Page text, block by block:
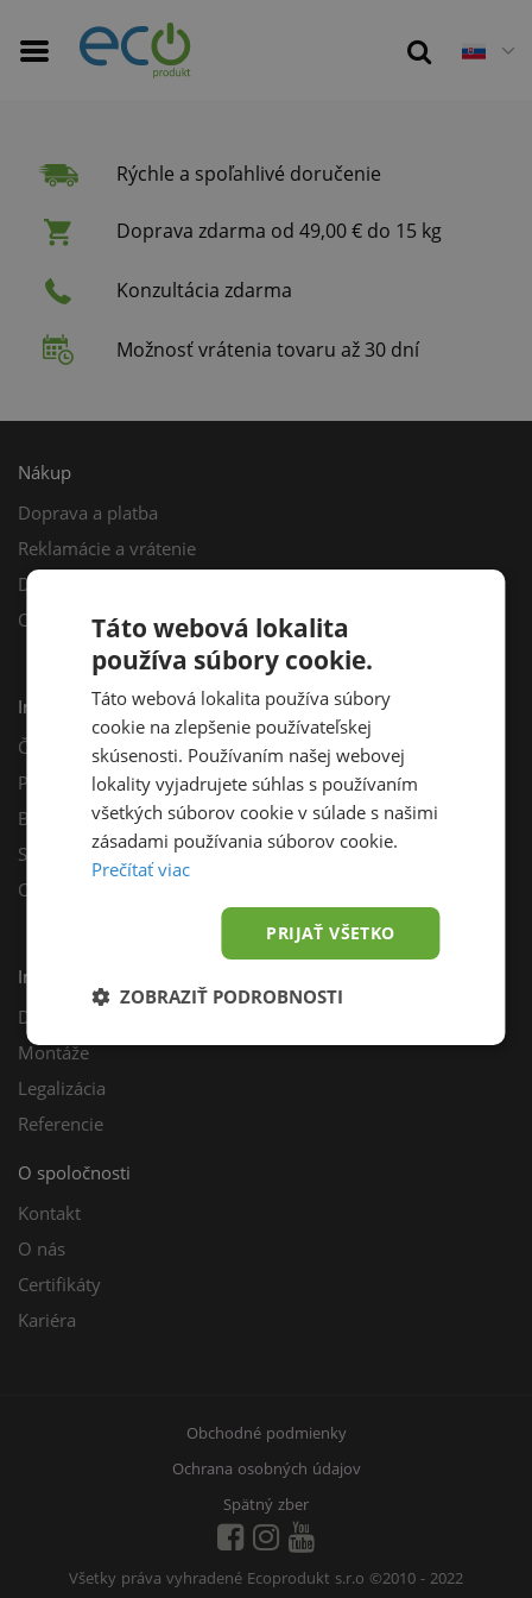
Rýchle a spoľahlivé doručenie
Doprava zdarma od 49,00 € do 15 kg
Konzultácia zdarma
Možnosť vrátenia tovaru až 30 dní
Nákup
Doprava a platba
Reklamácie a vrátenie
Darčekový poukaz
Odberné miesta
Informácie
Často kladené otázky
Poradňa
Blog
Sprievodca výberom fotovoltiky
Odporúčací program
Inštalácie
Dotácie
Montáže
Legalizácia
Referencie
O spoločnosti
Kontakt
O nás
Certifikáty
Kariéra
Obchodné podmienky
Ochrana osobných údajov
Spätný zber
Všetky práva vyhradené Ecoprodukt s.r.o ©2010 - 2022
Táto webová lokalita
používa súbory cookie.
Táto webová lokalita používa súbory
cookie na zlepšenie používateľskej
skúsenosti. Používaním našej webovej
lokality vyjadrujete súhlas s používaním
všetkých súborov cookie v súlade s našimi
zásadami používania súborov cookie.
Prečítať viac
PRIJAŤ VŠETKO
ZOBRAZIŤ PODROBNOSTI